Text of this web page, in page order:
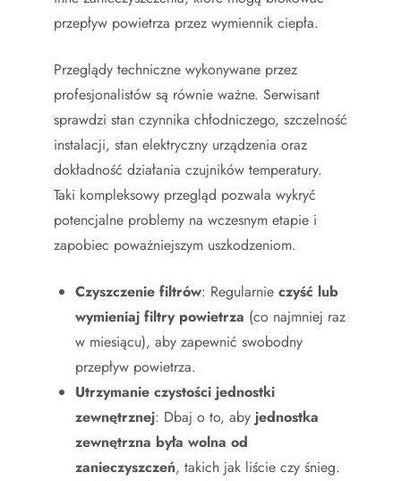
przepływ powietrza przez wymiennik ciepła.
Przeglądy techniczne wykonywane przez
profesjonalistów są równie ważne. Serwisant
sprawdzi stan czynnika chłodniczego, szczelność
instalacji, stan elektryczny urządzenia oraz
dokładność działania czujników temperatury.
Taki kompleksowy przegląd pozwala wykryć
potencjalne problemy na wczesnym etapie i
zapobiec poważniejszym uszkodzeniom.
Czyszczenie filtrów: Regularnie czyść lub
wymieniaj filtry powietrza (co najmniej raz
w miesiącu), aby zapewnić swobodny
przepływ powietrza.
Utrzymanie czystości jednostki
zewnętrznej: Dbaj o to, aby jednostka
zewnętrzna była wolna od
zanieczyszczeń, takich jak liście czy śnieg.